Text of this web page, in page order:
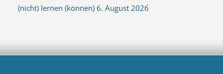
(nicht) lernen (können) 6. August 2026